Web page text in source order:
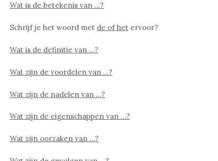
Wat is de betekenis van …?
Schrijf je het woord met de of het ervoor?
Wat is de definitie van …?
Wat zijn de voordelen van …?
Wat zijn de nadelen van …?
Wat zijn de eigenschappen van …?
Wat zijn oorzaken van …?